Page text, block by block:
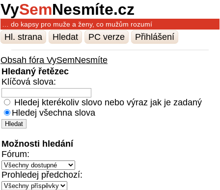
VySemNesmíte.cz
… do kapsy pro muže a ženy, co mužům rozumí
Hl. strana Hledat PC verze Přihlášení
Obsah fóra VySemNesmíte
Hledaný řetězec
Klíčová slova:
Hledej kterékoliv slovo nebo výraz jak je zadaný
Hledej všechna slova
Možnosti hledání
Fórum:
Prohledej předchozí: